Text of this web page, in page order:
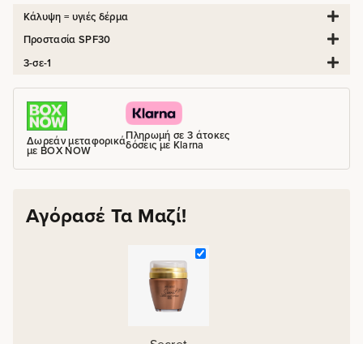
Κάλυψη = υγιές δέρμα
Προστασία SPF30
3-σε-1
Δωρεάν μεταφορικά
με BOX NOW
Πληρωμή σε 3 άτοκες
δόσεις με Klarna
Αγόρασέ Τα Μαζί!